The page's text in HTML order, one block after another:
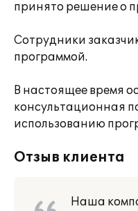
принято решение о
Сотрудники
программой.
В настоящее время
консультационная
использованию
Отзыв клиента
Наша